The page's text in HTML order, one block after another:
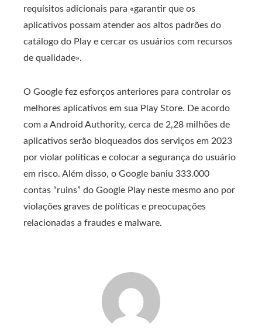
requisitos adicionais para «garantir que os
aplicativos possam atender aos altos padrões do
catálogo do Play e cercar os usuários com recursos
de qualidade».
O Google fez esforços anteriores para controlar os
melhores aplicativos em sua Play Store. De acordo
com a Android Authority, cerca de 2,28 milhões de
aplicativos serão bloqueados dos serviços em 2023
por violar políticas e colocar a segurança do usuário
em risco. Além disso, o Google baniu 333.000
contas “ruins” do Google Play neste mesmo ano por
violações graves de políticas e preocupações
relacionadas a fraudes e malware.